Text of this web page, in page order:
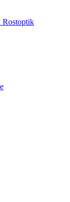
Rostoptik